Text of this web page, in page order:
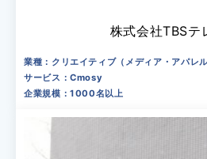
株式会社TBSテ
業種：クリエイティブ（メディア・アパレ
サービス：Cmosy
企業規模：1000名以上